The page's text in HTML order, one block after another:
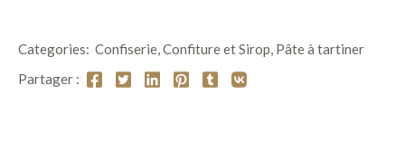
Categories: Confiserie,Confiture et Sirop, Pâte à tartiner
Partager :